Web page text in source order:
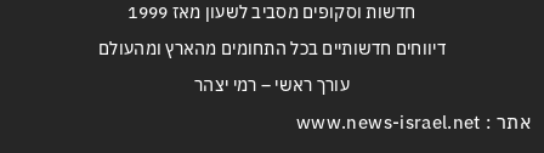
חדשות וסקופים מסביב לשעון מאז 1999
דיווחים חדשותיים בכל התחומים מהארץ ומהעולם
עורך ראשי – רמי יצהר
אתר : www.news-israel.net